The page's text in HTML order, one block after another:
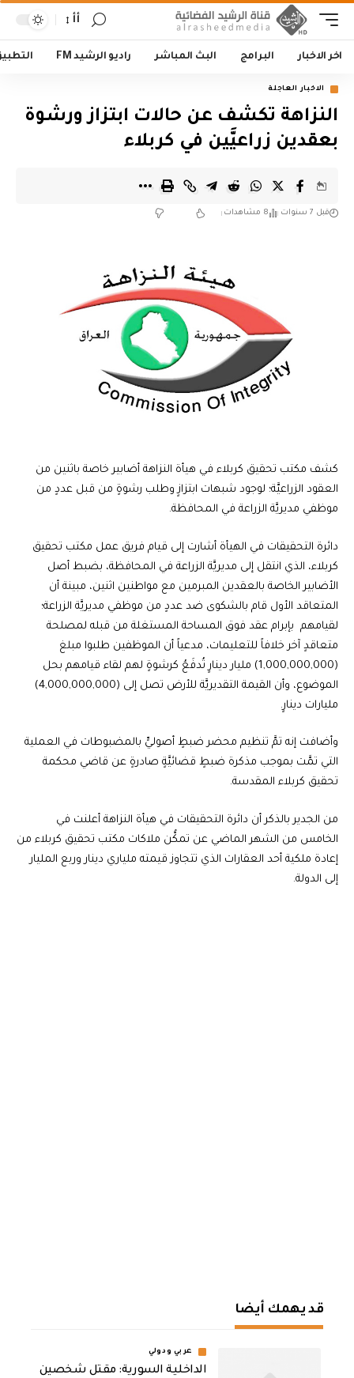
أأ
اخر الاخبار البرامج البث المباشر راديو الرشيد FM
الاخبار العاجلة
النزاهة تكشف عن حالات ابتزاز ورشوة
بعقدين زراعيَّين في كربلاء
قبل 7 سنوات 8 مشاهدات
كشف مكتب تحقيق كربلاء في هيأة النزاهة أضابير خاصة باثنين من
العقود الزراعيَّة؛ لوجود شبهات ابتزازٍ وطلب رشوةٍ من قبل عددٍ من
موظفي مديريَّة الزراعة في المحافظة.
دائرة التحقيقات في الهيأة أشارت إلى قيام فريق عمل مكتب تحقيق
كربلاء، الذي انتقل إلى مديريَّة الزراعة في المحافظة، بضبط أصل
الأضابير الخاصة بالعقدين المبرمين مع مواطنين اثنين، مبينة أن
المتعاقد الأول قام بالشكوى ضد عددٍ من موظفي مديريَّة الزراعة؛
لقيامهم بإبرام عقد فوق المساحة المستغلة من قبله لمصلحة
متعاقدٍ آخر خلافاً للتعليمات، مدعياً أن الموظفين طلبوا مبلغ
(1,000,000,000) مليار دينارٍ تُدفَعُ كرشوةٍ لهم لقاء قيامهم بحل
الموضوع، وأن القيمة التقديريَّة للأرض تصل إلى (4,000,000,000)
مليارات دينارٍ.
وأضافت إنه تمَّ تنظيم محضر ضبطٍ أصوليٍّ بالمضبوطات في العملية
التي تمَّت بموجب مذكرة ضبطٍ قضائيَّةٍ صادرةٍ عن قاضي محكمة
تحقيق كربلاء المقدسة.
من الجدير بالذكر أن دائرة التحقيقات في هيأة النزاهة أعلنت في
الخامس من الشهر الماضي عن تمكُّن ملاكات مكتب تحقيق كربلاء من
إعادة ملكية أحد العقارات الذي تتجاوز قيمته ملياري دينار وربع المليار
إلى الدولة.
قد يهمك أيضا
عربي ودولي
الداخلية السورية: مقتل شخصين